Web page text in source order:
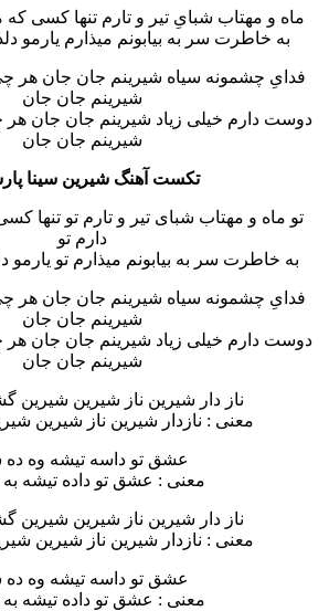
شبایِ تیر و تارم تنها کسی که من بهش
سر به بیابونم میذارم یارمو دلدارمو
سیاه شیرینم جان جان هر چی
شیرینم جان جان
خیلی زیاد شیرینم جان جان هر چی
شیرینم جان جان
تکست آهنگ شیرین سینا پارسیان
و مهتاب شبای تیر و تارم تو تنها کسی که
سر به بیابونم میذارم تو یارمو دلدارمو
سیاه شیرینم جان جان هر چی
شیرینم جان جان
خیلی زیاد شیرینم جان جان هر چی میخو ا
شیرینم جان جان
ناز دار شیرین ناز شیرین شیرین گشت که
معنی : نازدار شیرین ناز شیرین شیرین همه
عشق تو داسه تیشه وه ده سم
معنی : عشق تو داده تیشه به دستم
ناز دار شیرین ناز شیرین شیرین گشت که
معنی : نازدار شیرین ناز شیرین شیرین همه
عشق تو داسه تیشه وه ده سم
معنی : عشق تو داده تیشه به دستم